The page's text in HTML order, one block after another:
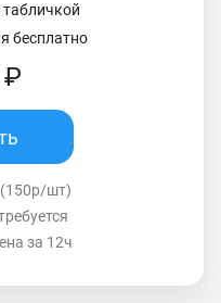
табличкой
бесплатно
₽
(150р/шт)
за 12ч